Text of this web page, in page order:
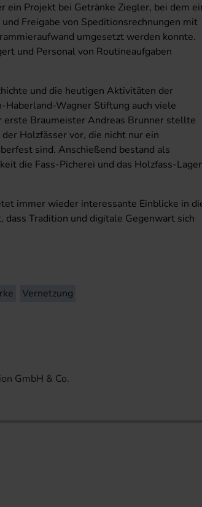
ein Projekt bei Getränke Ziegler, bei dem
Freigabe von Speditionsrechnungen mit
umgesetzt werden konnte.
und Personal von Routineaufgaben
und die heutigen Aktivitäten der
Wagner Stiftung auch viele
Braumeister Andreas Brunner stellte
Holzfässer vor, die nicht nur ein
sind. Anschießend bestand als
die Fass-Picherei und das Holzfass-
immer wieder interessante Einblicke in
dass Tradition und digitale Gegenwart sich
Vernetzung
GmbH & Co.